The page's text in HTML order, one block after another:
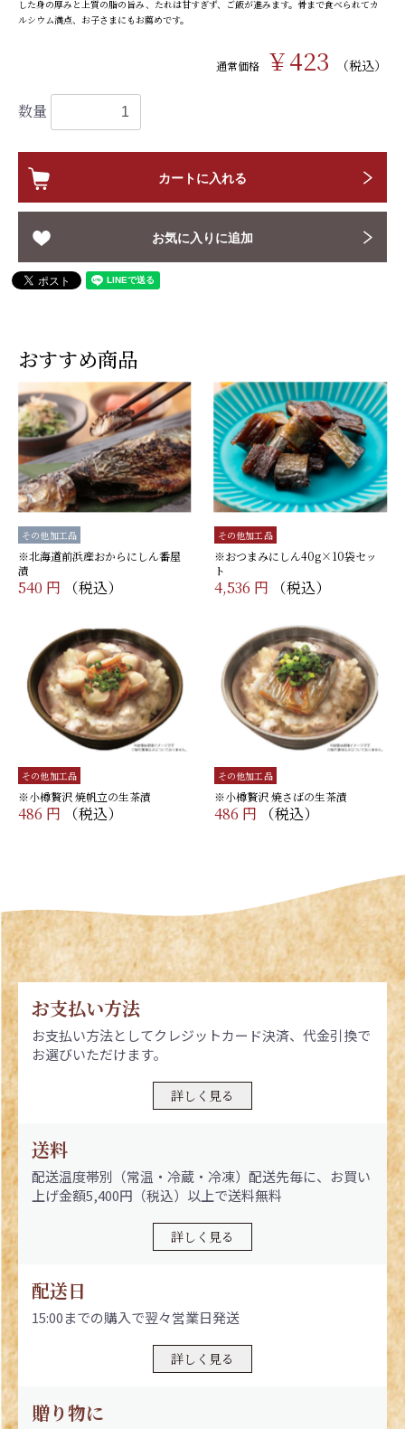
した身の厚みと上質の脂の旨み、たれは甘すぎず、ご飯が進みます。骨まで食べられてカ
ルシウム満点、お子さまにもお薦めです。
通常価格 ￥423 （税込）
数量
カートに入れる
お気に入りに追加
おすすめ商品
その他加工品
※北海道前浜産おからにしん番屋
漬
540 円 （税込）
その他加工品
※おつまみにしん40g×10袋セッ
ト
4,536 円 （税込）
その他加工品
※小樽贅沢 焼帆立の生茶漬
486 円 （税込）
その他加工品
※小樽贅沢 焼さばの生茶漬
486 円 （税込）
お支払い方法
お支払い方法としてクレジットカード決済、代金引換で
お選びいただけます。
詳しく見る
送料
配送温度帯別（常温・冷蔵・冷凍）配送先毎に、お買い
上げ金額5,400円（税込）以上で送料無料
詳しく見る
配送日
15:00までの購入で翌々営業日発送
詳しく見る
贈り物に